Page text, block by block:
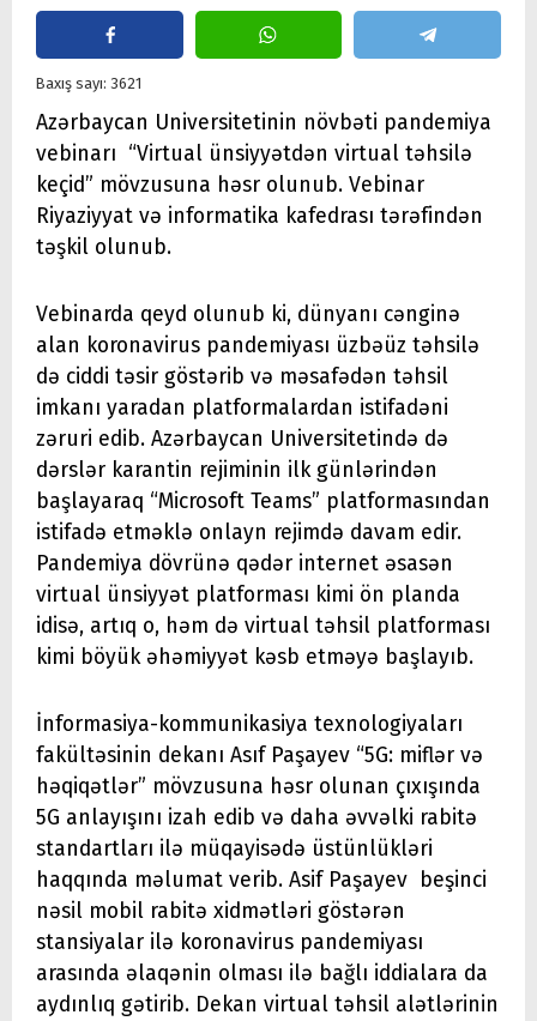
Baxış sayı: 3621
Azərbaycan Universitetinin növbəti pandemiya
vebinarı “Virtual ünsiyyətdən virtual təhsilə
keçid” mövzusuna həsr olunub. Vebinar
Riyaziyyat və informatika kafedrası tərəfindən
təşkil olunub.
Vebinarda qeyd olunub ki, dünyanı cənginə
alan koronavirus pandemiyası üzbəüz təhsilə
də ciddi təsir göstərib və məsafədən təhsil
imkanı yaradan platformalardan istifadəni
zəruri edib. Azərbaycan Universitetində də
dərslər karantin rejiminin ilk günlərindən
başlayaraq “Microsoft Teams” platformasından
istifadə etməklə onlayn rejimdə davam edir.
Pandemiya dövrünə qədər internet əsasən
virtual ünsiyyət platforması kimi ön planda
idisə, artıq o, həm də virtual təhsil platforması
kimi böyük əhəmiyyət kəsb etməyə başlayıb.
İnformasiya-kommunikasiya texnologiyaları
fakültəsinin dekanı Asıf Paşayev “5G: miflər və
həqiqətlər” mövzusuna həsr olunan çıxışında
5G anlayışını izah edib və daha əvvəlki rabitə
standartları ilə müqayisədə üstünlükləri
haqqında məlumat verib. Asif Paşayev beşinci
nəsil mobil rabitə xidmətləri göstərən
stansiyalar ilə koronavirus pandemiyası
arasında əlaqənin olması ilə bağlı iddialara da
aydınlıq gətirib. Dekan virtual təhsil alətlərinin